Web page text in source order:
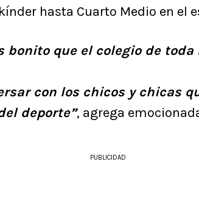
hasta Cuarto Medio en el
bonito que el colegio de
con los chicos y chicas
deporte”, agrega
PUBLICIDAD